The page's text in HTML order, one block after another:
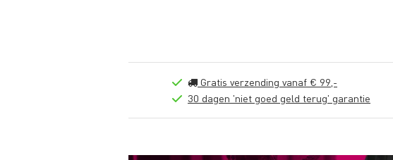
Gratis verzending vanaf € 99,-
30 dagen 'niet goed geld terug' garantie